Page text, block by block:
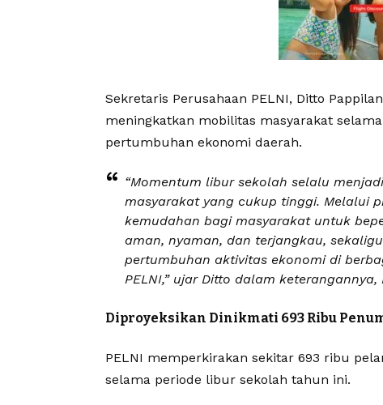
Sekretaris Perusahaan PELNI, Ditto
meningkatkan mobilitas masyarakat
pertumbuhan ekonomi daerah.
“Momentum libur sekolah selalu
masyarakat yang cukup tinggi. Melalui
kemudahan bagi masyarakat untuk
aman, nyaman, dan terjangkau,
pertumbuhan aktivitas ekonomi di
PELNI,” ujar Ditto dalam keterangannya,
Diproyeksikan Dinikmati 693 Ribu
PELNI memperkirakan sekitar 693 ribu
selama periode libur sekolah tahun ini.